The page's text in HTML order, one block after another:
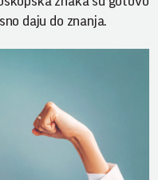
daju do znanja.